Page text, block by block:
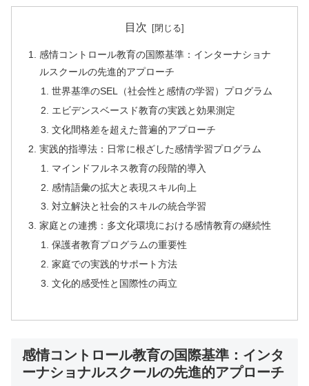
目次
感情コントロール教育の国際基準：インターナショナ
ルスクールの先進的アプローチ
世界基準のSEL（社会性と感情の学習）プログラム
エビデンスベースド教育の実践と効果測定
文化間格差を超えた普遍的アプローチ
実践的指導法：日常に根ざした感情学習プログラム
マインドフルネス教育の段階的導入
感情語彙の拡大と表現スキル向上
対立解決と社会的スキルの統合学習
家庭との連携：多文化環境における感情教育の継続性
保護者教育プログラムの重要性
家庭での実践的サポート方法
文化的感受性と国際性の両立
感情コントロール教育の国際基準：インタ
ーナショナルスクールの先進的アプローチ